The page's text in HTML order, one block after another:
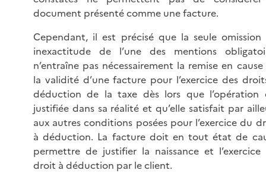
document présenté comme une facture.
Cependant, il est précisé que la seule omission
inexactitude de l’une des mentions
n’entraîne pas nécessairement la remise en
la validité d’une facture pour l’exercice des
déduction de la taxe dès lors que l’opération
justifiée dans sa réalité et qu’elle satisfait par
aux autres conditions posées pour l’exercice du
à déduction. La facture doit en tout état de
permettre de justifier la naissance et l’exercice
droit à déduction par le client.